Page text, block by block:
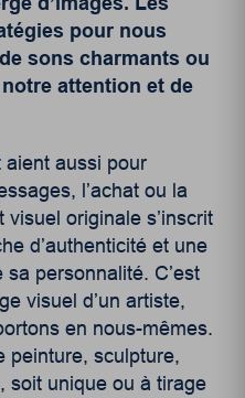
pour nous
sons charmants ou
attention et de
aussi pour
l’achat ou la
visuel originale s’inscrit
d’authenticité et une
personnalité. C’est
visuel d’un artiste,
en nous-mêmes.
peinture, sculpture,
soit unique ou à tirage